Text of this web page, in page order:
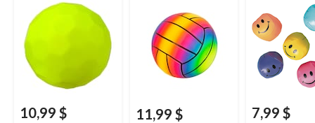
10,99 $
multicolore, choix
variés, 3 ans et plus,
pour activités
estivales/d'extérieur
11,99 $ 7,99 $